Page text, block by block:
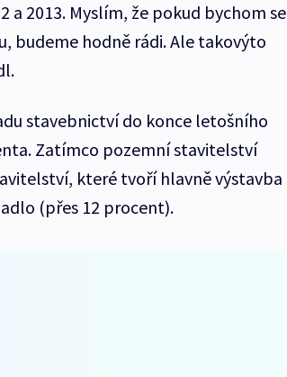
a 2013. Myslím, že pokud bychom se
budeme hodně rádi. Ale takovýto
stavebnictví do konce letošního
Zatímco pozemní stavitelství
které tvoří hlavně výstavba
(přes 12 procent).